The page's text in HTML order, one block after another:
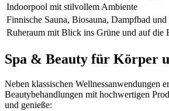
Indoorpool mit stilvollem Ambiente
Finnische Sauna, Biosauna, Dampfbad
Ruheraum mit Blick ins Grüne und auf die
Spa & Beauty für Körper
Neben klassischen Wellnessanwendungen
Beautybehandlungen mit hochwertigen
und genieße: